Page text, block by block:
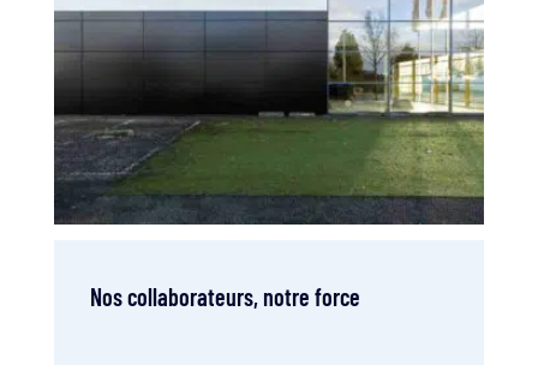
Nos collaborateurs, notre force